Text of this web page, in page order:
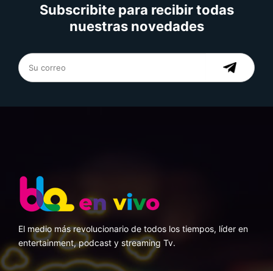
Subscribite para recibir todas
nuestras novedades
El medio más revolucionario de todos los tiempos, líder en
entertainment, podcast y streaming Tv.